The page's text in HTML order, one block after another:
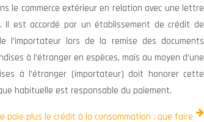
le commerce extérieur en relation avec une lettre
Il est accordé par un établissement de crédit de
l’importateur lors de la remise des documents
à l’étranger en espèces, mais au moyen d’une
à l’étranger (importateur) doit honorer cette
habituelle est responsable du paiement.
paie plus le crédit à la consommation : que faire